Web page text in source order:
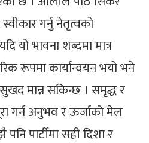
गर्नु नेतृत्वको
यो भावना शब्दमा मात्र
रूपमा कार्यान्वयन भयो भने
मान्न सकिन्छ । समृद्ध र
गर्न अनुभव र ऊर्जाको मेल
पार्टीमा सही दिशा र